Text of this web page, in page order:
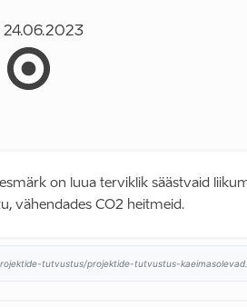
24.06.2023
on luua terviklik säästvaid
vähendades CO2 heitmeid.
tutvustus/projektide-tutvustus-